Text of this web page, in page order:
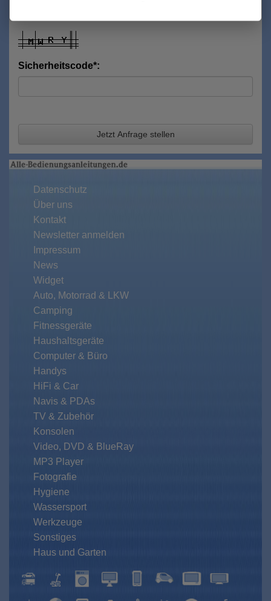
Sicherheitscode*:
Jetzt Anfrage stellen
Datenschutz
Über uns
Kontakt
Newsletter anmelden
Impressum
News
Widget
Auto, Motorrad & LKW
Camping
Fitnessgeräte
Haushaltsgeräte
Computer & Büro
Handys
HiFi & Car
Navis & PDAs
TV & Zubehör
Konsolen
Video, DVD & BlueRay
MP3 Player
Fotografie
Hygiene
Wassersport
Werkzeuge
Sonstiges
Haus und Garten